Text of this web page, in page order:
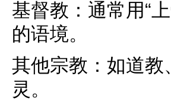
基督教：通常用“
的语境。
其他宗教：如道教
灵。